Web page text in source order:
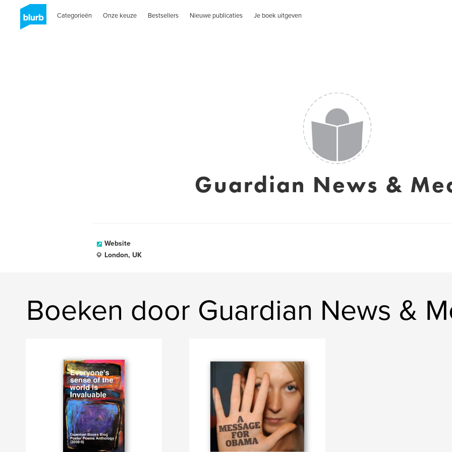
Categorieën Onze keuze Bestsellers Nieuwe publicaties Je boek uitgeven
Guardian News &
Website
London, UK
Boeken door Guardian News &